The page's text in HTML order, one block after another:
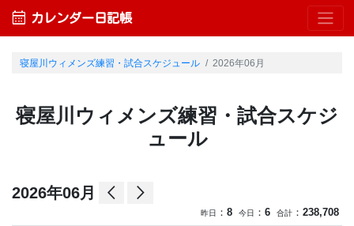
calendar_month カレンダー日記帳
寝屋川ウィメンズ練習・試合スケジュール 2026年06月
寝屋川ウィメンズ練習・試合スケジ
ュール
2026年06月 arrow_back_ios arrow_forward_ios
昨日 ： 8 今日 ： 6 合計 ： 238,708